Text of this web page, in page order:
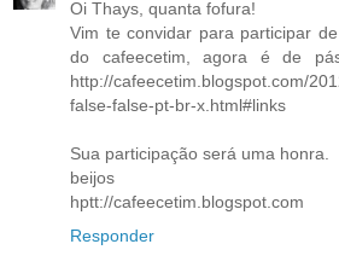
Oi Thays, quanta fofura!
Vim te convidar para participar
do cafeecetim, agora é de
http://cafeecetim.blogspot.com/
false-false-pt-br-x.html#links
Sua participação será uma honra.
beijos
hptt://cafeecetim.blogspot.com
Responder